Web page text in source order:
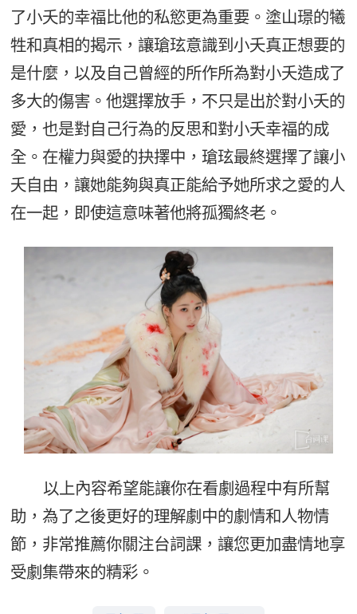
了小夭的幸福比他的私慾更為重要。塗山璟的犧
牲和真相的揭示，讓瑲玹意識到小夭真正想要的
是什麼，以及自己曾經的所作所為對小夭造成了
多大的傷害。他選擇放手，不只是出於對小夭的
愛，也是對自己行為的反思和對小夭幸福的成
全。在權力與愛的抉擇中，瑲玹最終選擇了讓小
夭自由，讓她能夠與真正能給予她所求之愛的人
在一起，即使這意味著他將孤獨終老。
以上內容希望能讓你在看劇過程中有所幫
助，為了之後更好的理解劇中的劇情和人物情
節，非常推薦你關注台詞課，讓您更加盡情地享
受劇集帶來的精彩。